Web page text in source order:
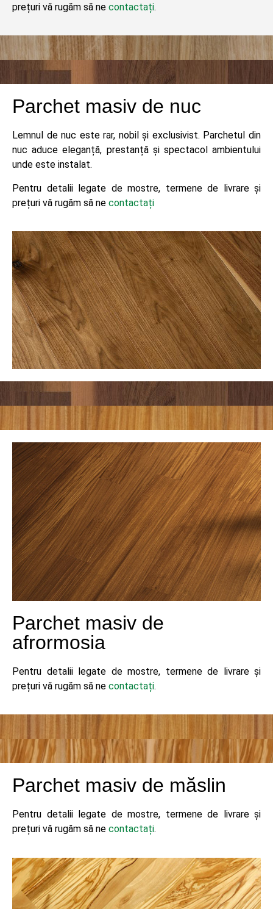
prețuri vă rugăm să ne contactați.
Parchet masiv de nuc
Lemnul de nuc este rar, nobil și exclusivist. Parchetul din
nuc aduce eleganță, prestanță și spectacol ambientului
unde este instalat.
Pentru detalii legate de mostre, termene de livrare și
prețuri vă rugăm să ne contactați
Parchet masiv de
afrormosia
Pentru detalii legate de mostre, termene de livrare și
prețuri vă rugăm să ne contactați.
Parchet masiv de măslin
Pentru detalii legate de mostre, termene de livrare și
prețuri vă rugăm să ne contactați.